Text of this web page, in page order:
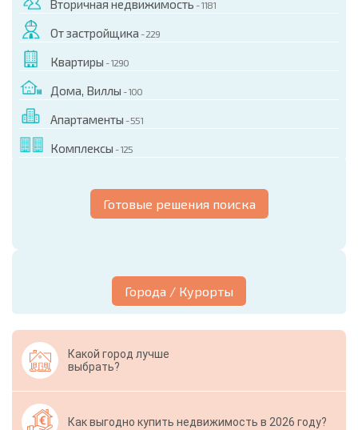
Вторичная недвижимость - 1181
От застройщика - 229
Квартиры - 1290
Дома, Виллы - 100
Апартаменты - 551
Комплексы - 125
Готовые решения поиска
Города / Курорты
Какой город лучше
выбрать?
Как выгодно купить недвижимость в 2026 году?